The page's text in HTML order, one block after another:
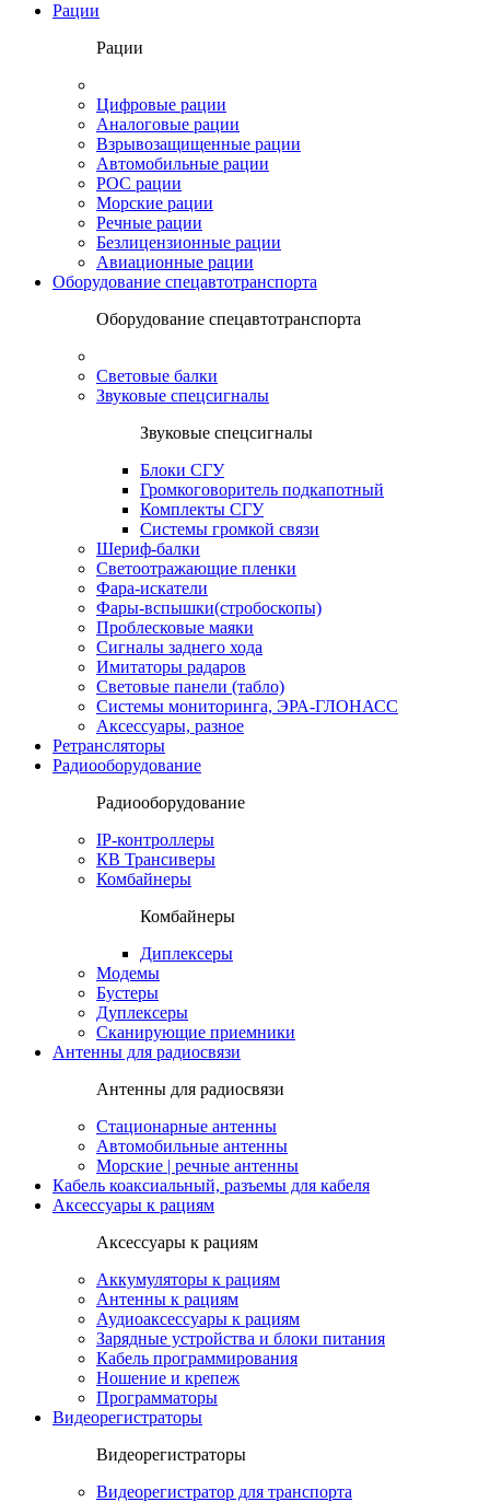
Рации
Рации
Цифровые рации
Аналоговые рации
Взрывозащищенные рации
Автомобильные рации
POC рации
Морские рации
Речные рации
Безлицензионные рации
Авиационные рации
Оборудование спецавтотранспорта
Оборудование спецавтотранспорта
Световые балки
Звуковые спецсигналы
Звуковые спецсигналы
Блоки СГУ
Громкоговоритель подкапотный
Комплекты СГУ
Системы громкой связи
Шериф-балки
Светоотражающие пленки
Фара-искатели
Фары-вспышки(стробоскопы)
Проблесковые маяки
Сигналы заднего хода
Имитаторы радаров
Световые панели (табло)
Системы мониторинга, ЭРА-ГЛОНАСС
Аксессуары, разное
Ретрансляторы
Радиооборудование
Радиооборудование
IP-контроллеры
КВ Трансиверы
Комбайнеры
Комбайнеры
Диплексеры
Модемы
Бустеры
Дуплексеры
Сканирующие приемники
Антенны для радиосвязи
Антенны для радиосвязи
Стационарные антенны
Автомобильные антенны
Морские | речные антенны
Кабель коаксиальный, разъемы для кабеля
Аксессуары к рациям
Аксессуары к рациям
Аккумуляторы к рациям
Антенны к рациям
Аудиоаксессуары к рациям
Зарядные устройства и блоки питания
Кабель программирования
Ношение и крепеж
Программаторы
Видеорегистраторы
Видеорегистраторы
Видеорегистратор для транспорта